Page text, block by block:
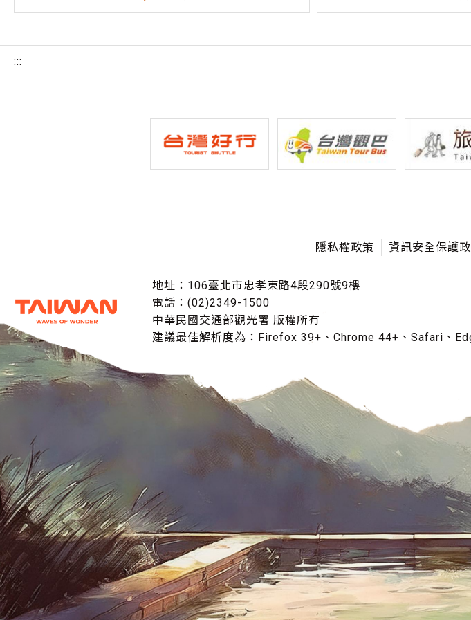
:::
隱私權政策 資訊安全保護
地址：106臺北市忠孝東路4段290號9樓
電話：(02)2349-1500
中華民國交通部觀光署 版權所有
建議最佳解析度為：Firefox 39+、Chrome 44+、Safari、